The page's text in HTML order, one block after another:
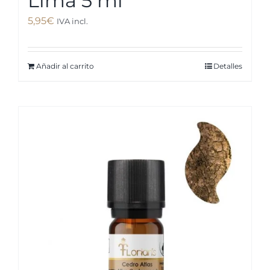
5,95€ IVA incl.
Añadir al carrito Detalles